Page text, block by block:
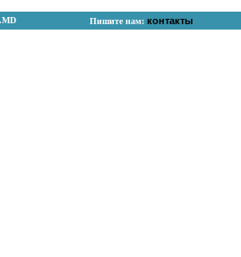
Пишите нам: контакты